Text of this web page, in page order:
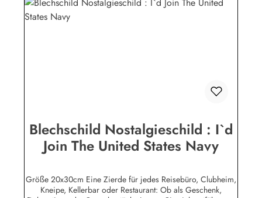
(Luhe)info@heartofireland.eu
Blechschild Nostalgieschild : I`d
Join The United States Navy
Größe 20x30cm Eine Zierde für jedes Reisebüro, Clubheim,
Kneipe, Kellerbar oder Restaurant: Ob als Geschenk,